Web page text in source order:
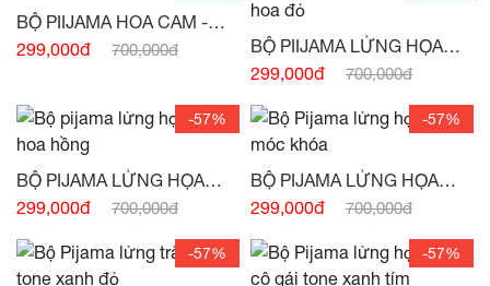
BỘ PIIJAMA HOA CAM -
(HẾT HÀNG)
299,000đ 700,000đ
BỘ PIIJAMA LỬNG HỌA
TIẾT HOA ĐỎ -(HẾT HÀNG)
299,000đ 700,000đ
-57%
BỘ PIJAMA LỬNG HỌA
TIẾT HOA HỒNG -(HẾT
299,000đ 700,000đ
-57%
BỘ PIJAMA LỬNG HỌA
TIẾT MÓC KHÓA -(HẾT
299,000đ 700,000đ
-57% -57%